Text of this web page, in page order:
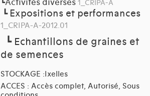
┗Activités diverses 1_CRIPA-A
┗ Expositions et performances
1_CRIPA-A-2012.01
┗Echantillons de graines et
de semences
STOCKAGE :Ixelles
ACCES : Accès complet, Autorisé, Sous